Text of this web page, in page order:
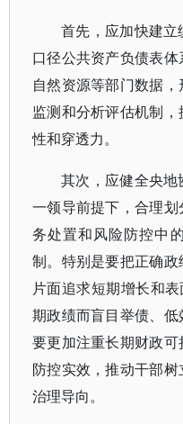
首先，应加快建
口径公共资产负债表体
自然资源等部门数据
监测和分析评估机制
性和穿透力。
其次，应健全央
一领导前提下，合理
务处置和风险防控中
制。特别是要把正确
片面追求短期增长和
期政绩而盲目举债、低
要更加注重长期财政
防控实效，推动干部
治理导向。